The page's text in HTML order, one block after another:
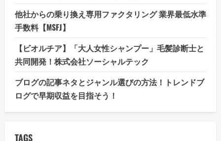
他社からの乗り換え専用ファクタリング 業界最低水準
手数料【MSFJ】
【ビオルチア】「大人女性シャンプー」毛髪診断士と
共同開発！株式会社ソーシャルテック
ブログの記事ネタとジャンル選びの方法！トレンドブ
ログで早期収益を目指そう！
TAGS